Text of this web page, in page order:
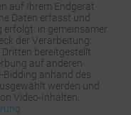
auf Ihrem Endgerät
Daten erfasst und
erfolgt: in gemeinsamer
der Verarbeitung:
bereitgestellt
auf anderen
Bidding anhand des
werden und
Video-Inhalten.